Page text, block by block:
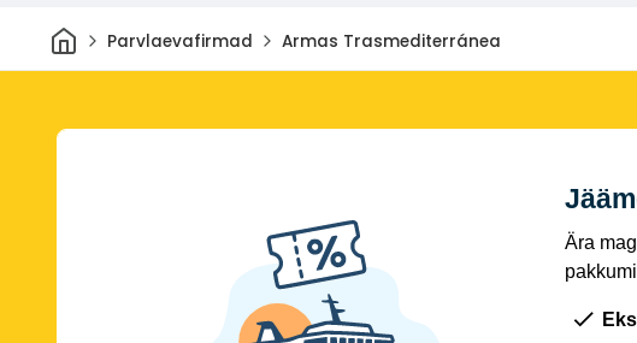
Avaleht
Parvlaevafirmad Armas Trasmediterránea
Ära